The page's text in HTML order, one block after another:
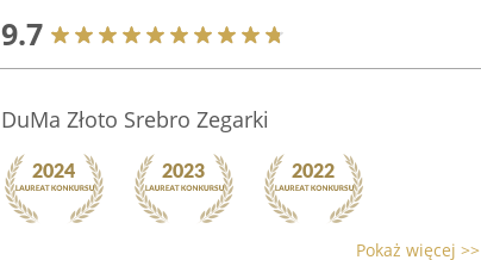
9.7
DuMa Złoto Srebro Zegarki
Pokaż więcej >>